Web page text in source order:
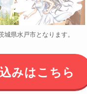
県水戸市となります。
みはこちら